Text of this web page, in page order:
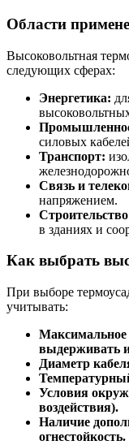
Области
Высоковольтная
следующих сферах:
Энергетика:
силовых
Транспорт:
Связь и
напряжением.
в зданиях и
Как выбрать
При выборе
учитывать:
Максимальное
выдерживать
Диаметр
Условия
воздействия).
Наличие
огнестойкость.